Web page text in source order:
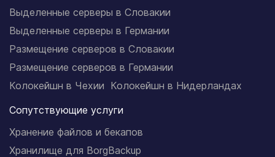
Выделенные серверы в Словакии
Выделенные серверы в Германии
Размещение серверов в Словакии
Размещение серверов в Германии
Колокейшн в Чехии Колокейшн в Нидерландах
Сопутствующие услуги
Хранение файлов и бекапов
Хранилище для BorgBackup